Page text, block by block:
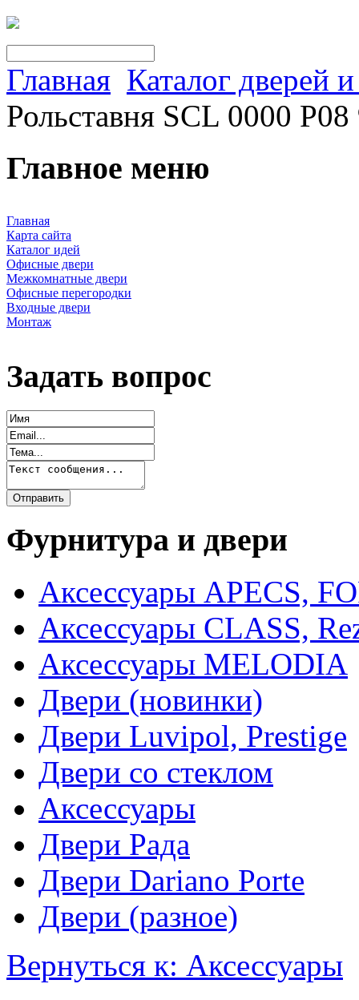
Главная Каталог дверей
Рольставня SCL 0000
Главное меню
Главная
Карта сайта
Каталог идей
Офисные двери
Межкомнатные двери
Офисные перегородки
Входные двери
Монтаж
Задать вопрос
Фурнитура и двери
Аксессуары APECS,
Аксессуары CLASS,
Аксессуары MELODIA
Двери (новинки)
Двери Luvipol, Prestige
Двери со стеклом
Аксессуары
Двери Рада
Двери Dariano Porte
Двери (разное)
Вернуться к: Аксессуары